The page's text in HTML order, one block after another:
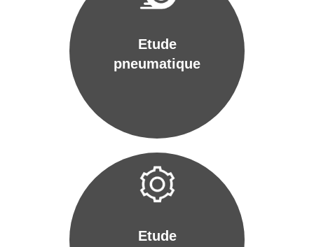
Etude
pneumatique
Etude